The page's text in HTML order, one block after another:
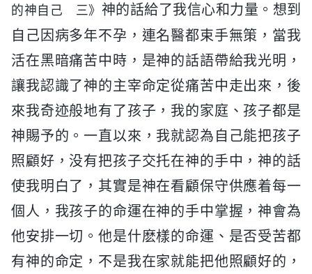
的神自己 三》 神的話給了我信心和力量。想到
自己因病多年不孕，連名醫都束手無策，當我
活在黑暗痛苦中時，是神的話語帶給我光明，
讓我認識了神的主宰命定從痛苦中走出來，後
來我奇迹般地有了孩子，我的家庭、孩子都是
神賜予的。一直以來，我就認為自己能把孩子
照顧好，没有把孩子交托在神的手中，神的話
使我明白了，其實是神在看顧保守供應着每一
個人，我孩子的命運在神的手中掌握，神會為
他安排一切。他是什麽樣的命運、是否受苦都
有神的命定，不是我在家就能把他照顧好的，